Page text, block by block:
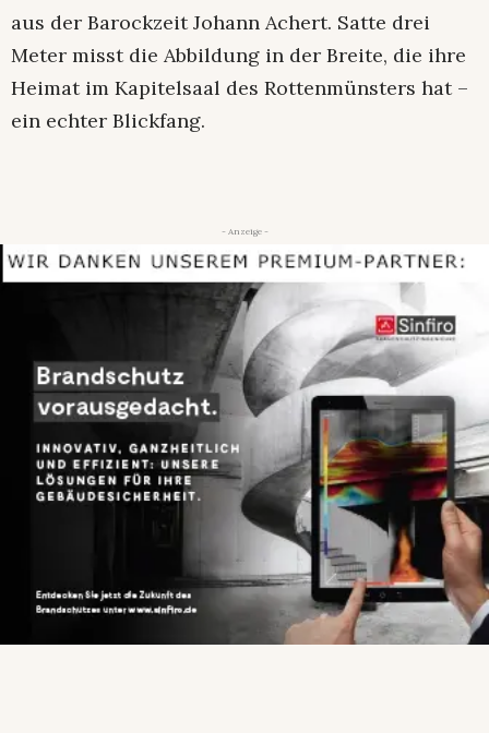
aus der Barockzeit Johann Achert. Satte drei
Meter misst die Abbildung in der Breite, die ihre
Heimat im Kapitelsaal des Rottenmünsters hat –
ein echter Blickfang.
- Anzeige -